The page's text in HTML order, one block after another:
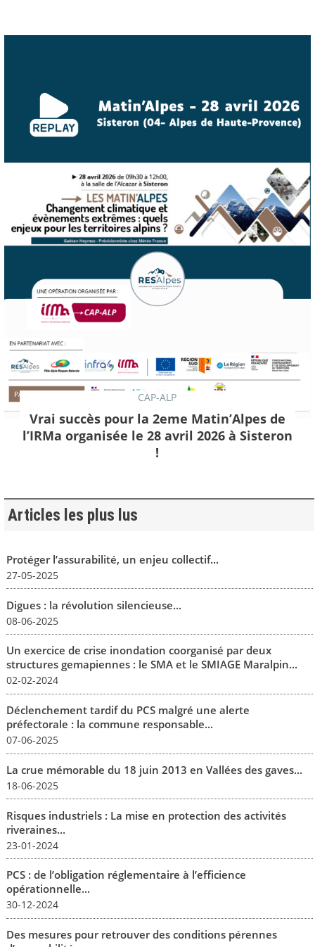
CAP-ALP
Vrai succès pour la 2eme Matin’Alpes de
l’IRMa organisée le 28 avril 2026 à Sisteron
!
Articles les plus lus
Protéger l’assurabilité, un enjeu collectif...
27-05-2025
Digues : la révolution silencieuse...
08-06-2025
Un exercice de crise inondation coorganisé par deux
structures gemapiennes : le SMA et le SMIAGE Maralpin...
02-02-2024
Déclenchement tardif du PCS malgré une alerte
préfectorale : la commune responsable...
07-06-2025
La crue mémorable du 18 juin 2013 en Vallées des gaves...
18-06-2025
Risques industriels : La mise en protection des activités
riveraines...
23-01-2024
PCS : de l’obligation réglementaire à l’efficience
opérationnelle...
30-12-2024
Des mesures pour retrouver des conditions pérennes